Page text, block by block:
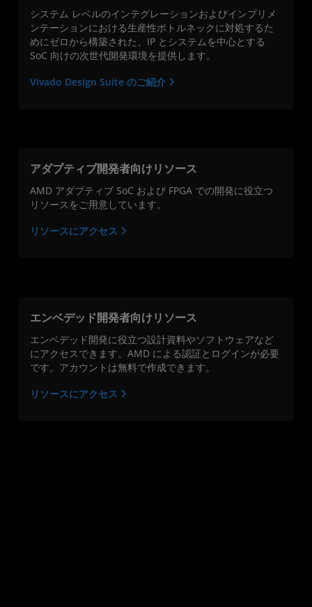
システム レベルのインテグレーションおよびインプリメ
ンテーションにおける生産性ボトルネックに対処するた
めにゼロから構築された、IP とシステムを中心とする
SoC 向けの次世代開発環境を提供します。
Vivado Design Suite のご紹介
アダプティブ開発者向けリソース
AMD アダプティブ SoC および FPGA での開発に役立つ
リソースをご用意しています。
リソースにアクセス
エンベデッド開発者向けリソース
エンベデッド開発に役立つ設計資料やソフトウェアなど
にアクセスできます。AMD による認証とログインが必要
です。アカウントは無料で作成できます。
リソースにアクセス